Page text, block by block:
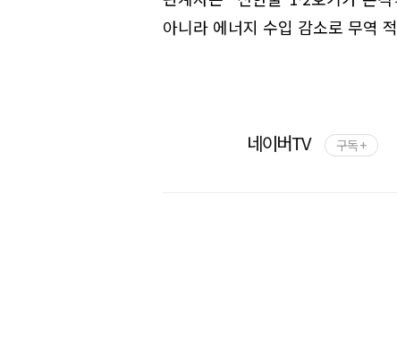
아니라 에너지 수입 감소로 무역
네이버TV 구독 +